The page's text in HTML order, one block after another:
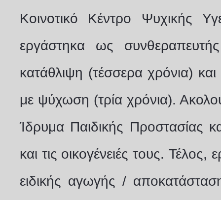
Κοινοτικό Κέντρο Ψυχικής
εργάστηκα ως
κατάθλιψη (τέσσερα χρόνια)
με ψύχωση (τρία χρόνια).
Ίδρυμα Παιδικής Προστασίας
και τις οικογένειές τους.
ειδικής αγωγής /